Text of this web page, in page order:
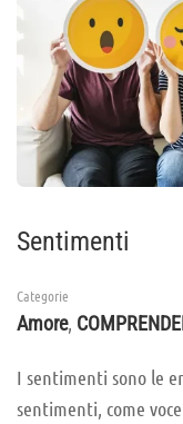
Sentimenti
Categorie
Amore,
I sentimenti sono le
sentimenti, come